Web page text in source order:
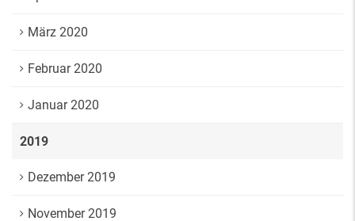
März 2020
Februar 2020
Januar 2020
2019
Dezember 2019
November 2019